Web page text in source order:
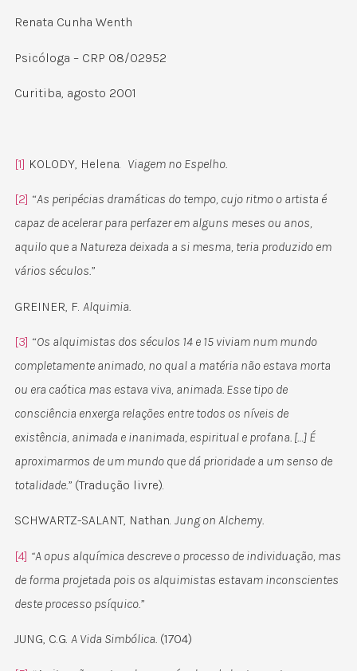
Renata Cunha Wenth
Psicóloga – CRP 08/02952
Curitiba, agosto 2001
[1] KOLODY, Helena. Viagem no Espelho.
[2] “As peripécias dramáticas do tempo, cujo ritmo o artista é
capaz de acelerar para perfazer em alguns meses ou anos,
aquilo que a Natureza deixada a si mesma, teria produzido em
vários séculos.”
GREINER, F. Alquimia.
[3] “Os alquimistas dos séculos 14 e 15 viviam num mundo
completamente animado, no qual a matéria não estava morta
ou era caótica mas estava viva, animada. Esse tipo de
consciência enxerga relações entre todos os níveis de
existência, animada e inanimada, espiritual e profana. […] É
aproximarmos de um mundo que dá prioridade a um senso de
totalidade.”(Tradução livre).
SCHWARTZ-SALANT, Nathan. Jung on Alchemy.
[4] “A opus alquímica descreve o processo de individuação, mas
de forma projetada pois os alquimistas estavam inconscientes
deste processo psíquico.”
JUNG, C.G. A Vida Simbólica.(1704)